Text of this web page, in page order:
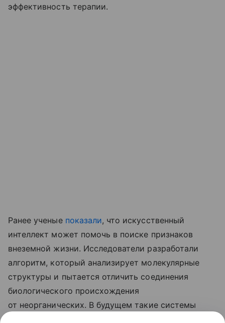
эффективность терапии.
Ранее ученые показали, что искусственный
интеллект может помочь в поиске признаков
внеземной жизни. Исследователи разработали
алгоритм, который анализирует молекулярные
структуры и пытается отличить соединения
биологического происхождения
от неорганических. В будущем такие системы